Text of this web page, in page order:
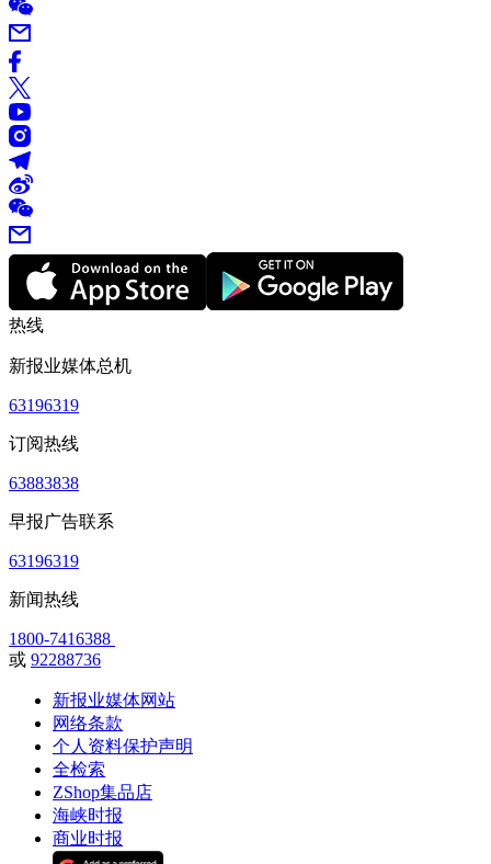
热线
新报业媒体总机
63196319
订阅热线
63883838
早报广告联系
63196319
新闻热线
1800-7416388
或 92288736
新报业媒体网站
网络条款
个人资料保护声明
全检索
ZShop集品店
海峡时报
商业时报